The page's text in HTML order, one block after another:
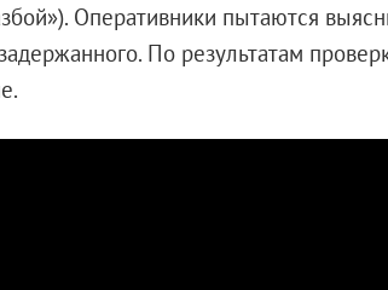
Оперативники пытаются
По результатам